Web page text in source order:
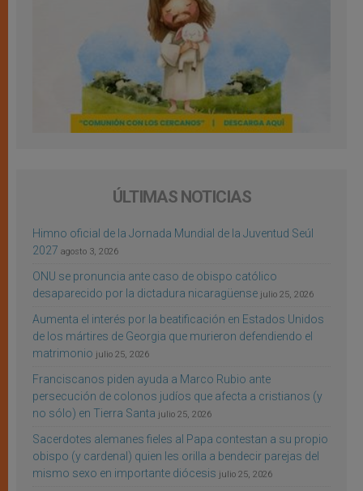
ÚLTIMAS NOTICIAS
Himno oficial de la Jornada Mundial de la Juventud Seúl
2027 agosto 3, 2026
ONU se pronuncia ante caso de obispo católico
desaparecido por la dictadura nicaragüense julio 25, 2026
Aumenta el interés por la beatificación en Estados Unidos
de los mártires de Georgia que murieron defendiendo el
matrimonio julio 25, 2026
Franciscanos piden ayuda a Marco Rubio ante
persecución de colonos judíos que afecta a cristianos (y
no sólo) en Tierra Santa julio 25, 2026
Sacerdotes alemanes fieles al Papa contestan a su propio
obispo (y cardenal) quien les orilla a bendecir parejas del
mismo sexo en importante diócesis julio 25, 2026